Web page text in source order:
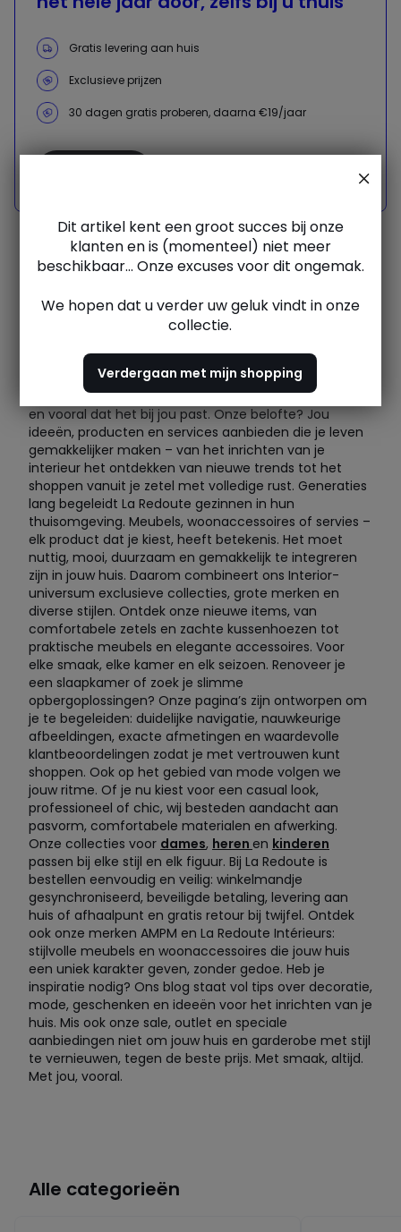
Gratis levering aan huis
Exclusieve prijzen
30 dagen gratis proberen, daarna €19/jaar
Meubels, linnengoed,
decoratie, mode
Bij La Redoute hebben we een eenvoudige overtuiging:
jouw dagelijks leven verdient meer comfort, meer stijl
en vooral dat het bij jou past. Onze belofte? Jou
ideeën, producten en services aanbieden die je leven
gemakkelijker maken – van het inrichten van je
interieur het ontdekken van nieuwe trends tot het
shoppen vanuit je zetel met volledige rust. Generaties
lang begeleidt La Redoute gezinnen in hun
thuisomgeving. Meubels, woonaccessoires of servies –
elk product dat je kiest, heeft betekenis. Het moet
nuttig, mooi, duurzaam en gemakkelijk te integreren
zijn in jouw huis. Daarom combineert ons Interior-
universum exclusieve collecties, grote merken en
diverse stijlen. Ontdek onze nieuwe items, van
comfortabele zetels en zachte kussenhoezen tot
praktische meubels en elegante accessoires. Voor
elke smaak, elke kamer en elk seizoen. Renoveer je
een slaapkamer of zoek je slimme
opbergoplossingen? Onze pagina’s zijn ontworpen om
je te begeleiden: duidelijke navigatie, nauwkeurige
afbeeldingen, exacte afmetingen en waardevolle
klantbeoordelingen zodat je met vertrouwen kunt
shoppen. Ook op het gebied van mode volgen we
jouw ritme. Of je nu kiest voor een casual look,
professioneel of chic, wij besteden aandacht aan
pasvorm, comfortabele materialen en afwerking.
Onze collecties voor dames, heren en kinderen
passen bij elke stijl en elk figuur. Bij La Redoute is
bestellen eenvoudig en veilig: winkelmandje
gesynchroniseerd, beveiligde betaling, levering aan
huis of afhaalpunt en gratis retour bij twijfel. Ontdek
ook onze merken AMPM en La Redoute Intérieurs:
stijlvolle meubels en woonaccessoires die jouw huis
een uniek karakter geven, zonder gedoe. Heb je
inspiratie nodig? Ons blog staat vol tips over decoratie,
mode, geschenken en ideeën voor het inrichten van je
huis. Mis ook onze sale, outlet en speciale
aanbiedingen niet om jouw huis en garderobe met stijl
te vernieuwen, tegen de beste prijs. Met smaak, altijd.
Met jou, vooral.
Alle categorieën
Dit artikel kent een groot succes bij onze
klanten en is (momenteel) niet meer
beschikbaar... Onze excuses voor dit ongemak.
We hopen dat u verder uw geluk vindt in onze
collectie.
Verdergaan met mijn shopping